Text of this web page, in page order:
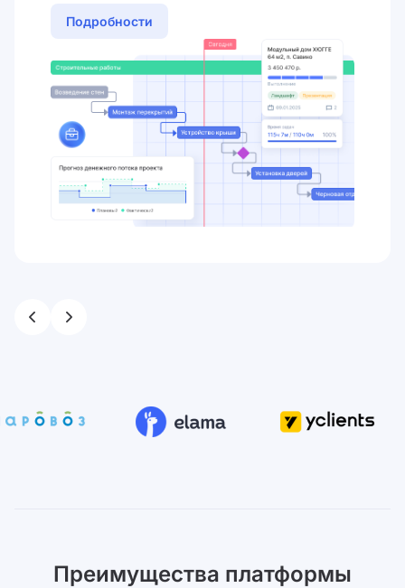
Подробности
Преимущества платформы